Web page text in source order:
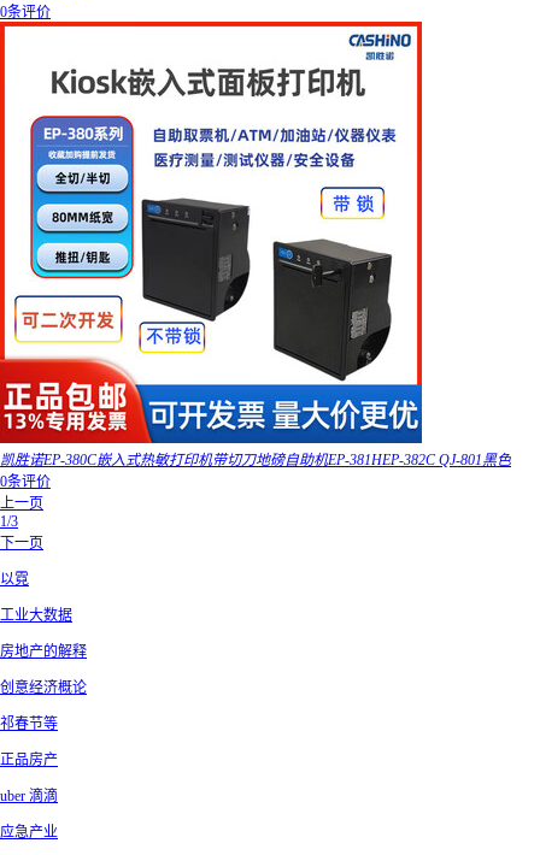
0条评价
凯胜诺EP-380C嵌入式热敏打印机带切刀地磅自助机EP-381HEP-382C QJ-801黑色
0条评价
上一页
1/3
下一页
以霓
工业大数据
房地产的解释
创意经济概论
祁春节等
正品房产
uber 滴滴
应急产业